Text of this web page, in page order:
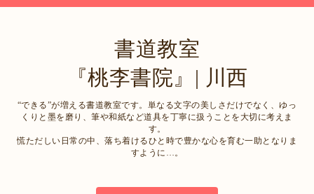
書道教室
『桃李書院』| 川西
“できる”が増える書道教室です。単なる文字の美しさだけでなく、ゆっ
くりと墨を磨り、筆や和紙など道具を丁寧に扱うことを大切に考えま
す。
慌ただしい日常の中、落ち着けるひと時で豊かな心を育む一助となりま
すように…。